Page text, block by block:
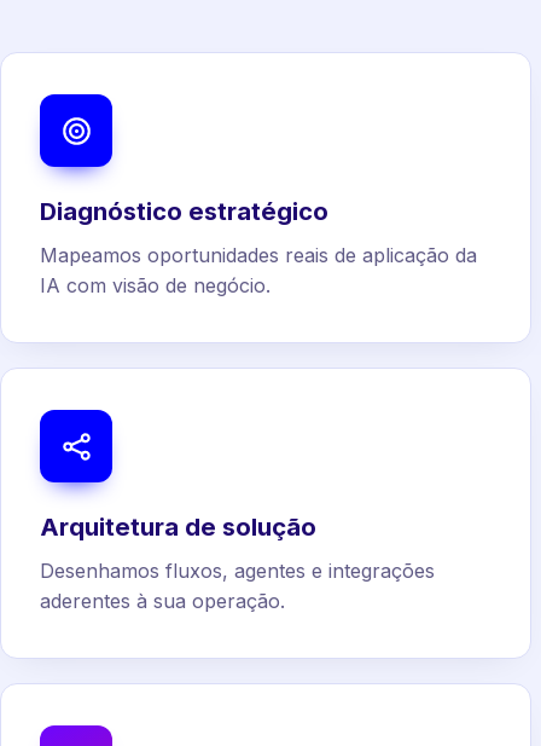
Diagnóstico estratégico
Mapeamos oportunidades reais de aplicação da
IA com visão de negócio.
Arquitetura de solução
Desenhamos fluxos, agentes e integrações
aderentes à sua operação.